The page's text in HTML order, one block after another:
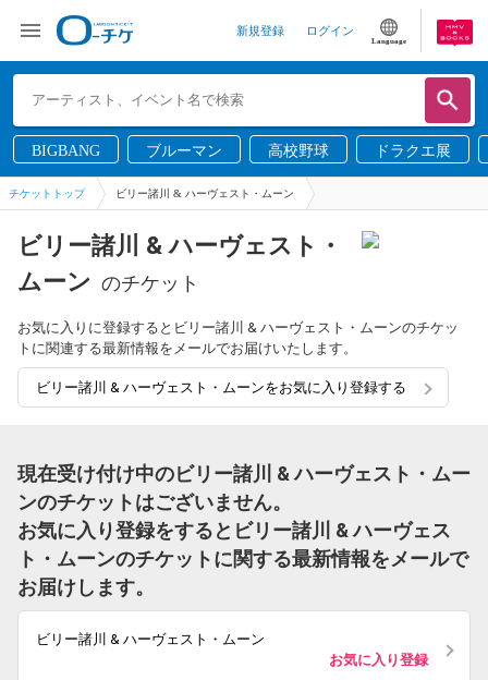
新規登録 ログイン
Language
BIGBANG ブルーマン 高校野球 ドラクエ展
チケットトップ ビリー諸川 & ハーヴェスト・ムーン
ビリー諸川 & ハーヴェスト・
ムーン のチケット
お気に入りに登録するとビリー諸川 & ハーヴェスト・ムーンのチケッ
トに関連する最新情報をメールでお届けいたします。
ビリー諸川 & ハーヴェスト・ムーンをお気に入り登録する
現在受け付け中のビリー諸川 & ハーヴェスト・ムー
ンのチケットはございません。
お気に入り登録をするとビリー諸川 & ハーヴェス
ト・ムーンのチケットに関する最新情報をメールで
お届けします。
ビリー諸川 & ハーヴェスト・ムーン
お気に入り登録